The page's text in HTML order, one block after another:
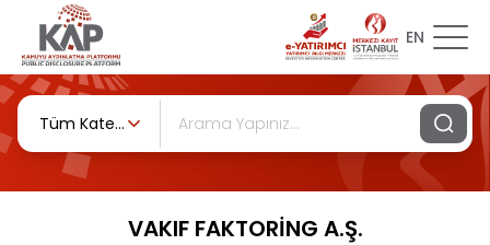
EN
Tüm Kategoriler
VAKIF FAKTORİNG A.Ş.